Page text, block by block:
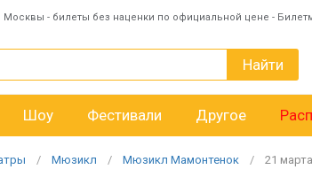
- билеты без наценки по официальной цене -
Найти
Шоу Фестивали Другое
Мюзикл Мюзикл Мамонтенок 21 марта